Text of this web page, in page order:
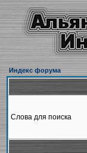
Индекс форума
Слова для поиска